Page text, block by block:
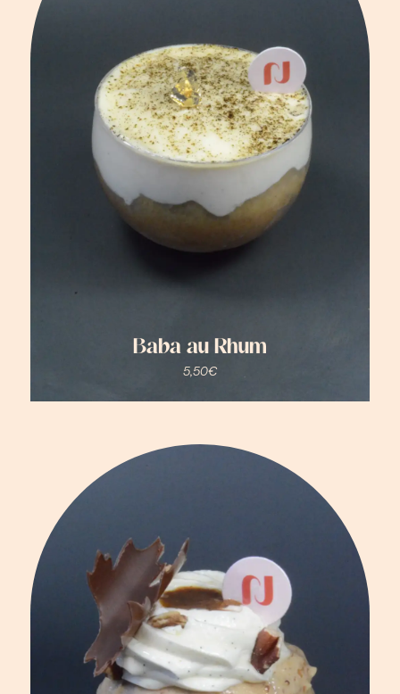
5,50€
Baba au Rhum